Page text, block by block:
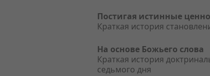
Постигая истинные
Краткая история
На основе Божьего слова
Краткая история
седьмого дня